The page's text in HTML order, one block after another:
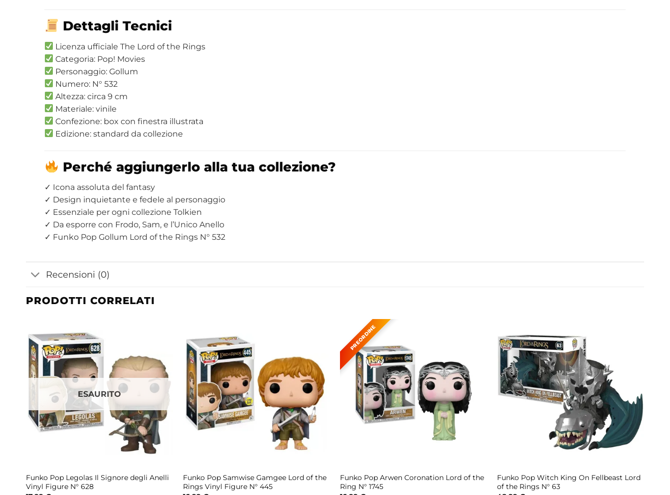
Dettagli Tecnici
Licenza ufficiale The Lord of the Rings
Categoria: Pop! Movies
Personaggio: Gollum
Numero: N° 532
Altezza: circa 9 cm
Materiale: vinile
Confezione: box con finestra illustrata
Edizione: standard da collezione
Perché aggiungerlo alla tua collezione?
✓ Icona assoluta del fantasy
✓ Design inquietante e fedele al personaggio
✓ Essenziale per ogni collezione Tolkien
✓ Da esporre con Frodo, Sam, e l’Unico Anello
✓ Funko Pop Gollum Lord of the Rings N° 532
Recensioni (0)
PRODOTTI CORRELATI
ESAURITO
Funko Pop Legolas Il Signore degli Anelli
Vinyl Figure N° 628
Funko Pop Samwise Gamgee Lord of the
Rings Vinyl Figure N° 445
Funko Pop Arwen Coronation Lord of the
Ring N° 1745
Funko Pop Witch King On Fellbeast Lord
of the Rings N° 63